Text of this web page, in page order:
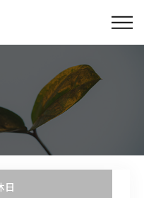
日
ン